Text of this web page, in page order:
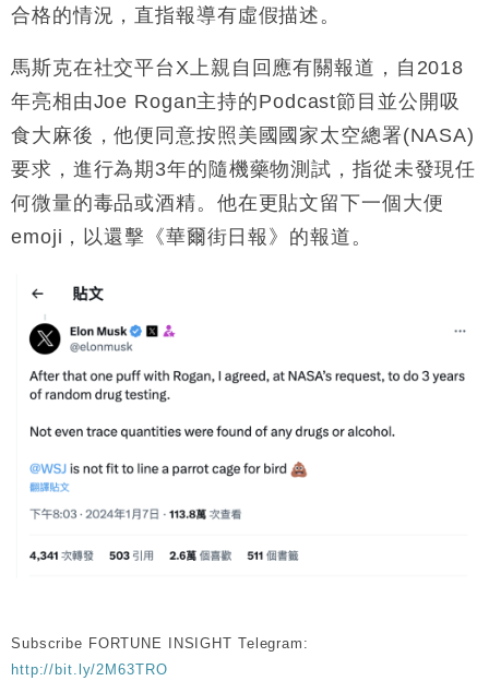
15:59
財經｜SA售股自救後再出手 斥4億美元押注未上市公
合格的情況，直指報導有虛假描述。
馬斯克在社交平台X上親自回應有關報道，自2018
年亮相由Joe Rogan主持的Podcast節目並公開吸
食大麻後，他便同意按照美國國家太空總署(NASA)
要求，進行為期3年的隨機藥物測試，指從未發現任
何微量的毒品或酒精。他在更貼文留下一個大便
emoji，以還擊《華爾街日報》的報道。
Subscribe FORTUNE INSIGHT Telegram:
http://bit.ly/2M63TRO